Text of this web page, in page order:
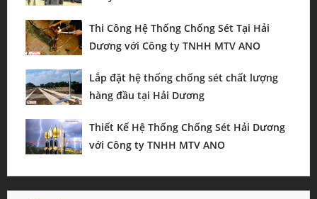
Thi Công Hệ Thống Chống Sét Tại Hải
Dương với Công ty TNHH MTV ANO
Lắp đặt hệ thống chống sét chất lượng
hàng đầu tại Hải Dương
Thiết Kế Hệ Thống Chống Sét Hải Dương
với Công ty TNHH MTV ANO